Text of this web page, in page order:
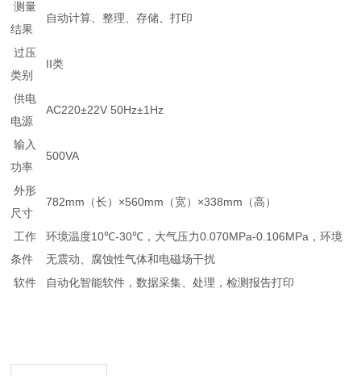
测量
结果
自动计算、整理、存储、打印
过压
类别
II类
供电
电源
AC220±22V 50Hz±1Hz
输入
功率
500VA
外形
尺寸
782mm （长） ×560mm （宽） ×338mm （高）
工作
条件
环境温度10℃-30℃ ，大气压力0.070MPa-0.106MPa ，环境
无震动、腐蚀性气体和电磁场干扰
软件
自动化智能软件，数据采集、处理，检测报告打印